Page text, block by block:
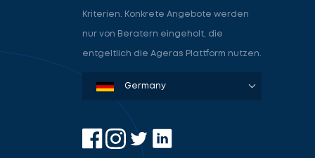
Kriterien. Konkrete Angebote werden
nur von Beratern eingeholt, die
entgeltlich die Ageras Plattform nutzen.
Denmark
Sweden
Norway
Netherlands
Germany
USA